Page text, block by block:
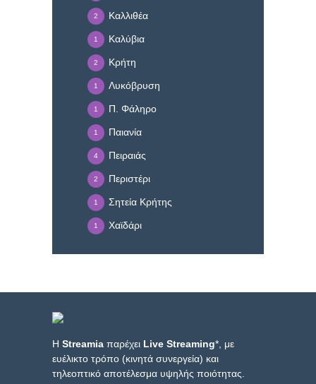
Καλλιθέα
2
Καλύβια
1
Κρήτη
2
Λυκόβρυση
1
Π. Φάληρο
1
Παιανία
1
Πειραιάς
4
Περιστέρι
2
Σητεία Κρήτης
1
Χαϊδάρι
1
Η Streamia παρέχει Live Streaming*, με
ευέλικτο τρόπο (κινητά συνεργεία) και
τηλεοπτικό αποτέλεσμα υψηλής ποιότητας.